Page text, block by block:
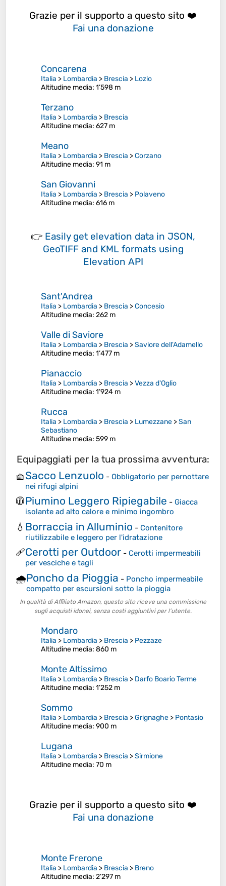
Grazie per il supporto a questo sito ❤️
Fai una donazione
Concarena
Italia > Lombardia > Brescia > Lozio
Altitudine media: 1’598 m
Terzano
Italia > Lombardia > Brescia
Altitudine media: 627 m
Meano
Italia > Lombardia > Brescia >Corzano
Altitudine media: 91 m
San Giovanni
Italia > Lombardia > Brescia > Polaveno
Altitudine media: 616 m
👉 Easily get elevation data in JSON,
GeoTIFF and KML formats using
Elevation API
Sant'Andrea
Italia > Lombardia > Brescia >Concesio
Altitudine media: 262 m
Valle di Saviore
Italia > Lombardia > Brescia >Saviore dell'Adamello
Altitudine media: 1’477 m
Pianaccio
Italia > Lombardia > Brescia >Vezza d'Oglio
Altitudine media: 1’924 m
Rucca
Italia > Lombardia > Brescia > Lumezzane >San
Sebastiano
Altitudine media: 599 m
Equipaggiati per la tua prossima avventura:
🧺Sacco Lenzuolo - Obbligatorio per pernottare
nei rifugi alpini
🧥Piumino Leggero Ripiegabile - Giacca
isolante ad alto calore e minimo ingombro
💧 Borraccia in Alluminio - Contenitore
riutilizzabile e leggero per l'idratazione
🩹Cerotti per Outdoor - Cerotti impermeabili
per vesciche e tagli
🌧️Poncho da Pioggia - Poncho impermeabile
compatto per escursioni sotto la pioggia
In qualità di Affiliato Amazon, questo sito riceve una commissione
sugli acquisti idonei, senza costi aggiuntivi per l’utente.
Mondaro
Italia > Lombardia > Brescia > Pezzaze
Altitudine media: 860 m
Monte Altissimo
Italia > Lombardia > Brescia > Darfo Boario Terme
Altitudine media: 1’252 m
Sommo
Italia > Lombardia > Brescia >Grignaghe > Pontasio
Altitudine media: 900 m
Lugana
Italia > Lombardia > Brescia >Sirmione
Altitudine media: 70 m
Grazie per il supporto a questo sito ❤️
Fai una donazione
Monte Frerone
Italia > Lombardia > Brescia > Breno
Altitudine media: 2’297 m